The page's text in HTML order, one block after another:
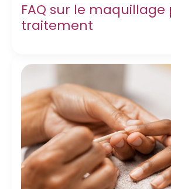
FAQ sur le
traitement